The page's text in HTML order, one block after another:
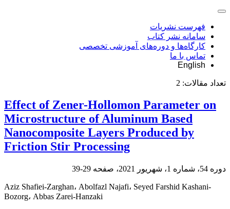
فهرست نشریات
سامانه نشر کتاب
کارگاه‌ها و دوره‌های آموزشی تخصصی
تماس با ما
English
تعداد مقالات: 2
Effect of Zener-Hollomon Parameter on
Microstructure of Aluminum Based
Nanocomposite Layers Produced by
Friction Stir Processing
دوره 54، شماره 1، شهریور 2021، صفحه 29-39
Aziz Shafiei-Zarghan، Abolfazl Najafi، Seyed Farshid Kashani-
Bozorg، Abbas Zarei-Hanzaki